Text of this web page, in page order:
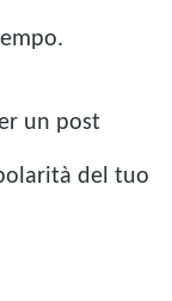
un post
del tuo